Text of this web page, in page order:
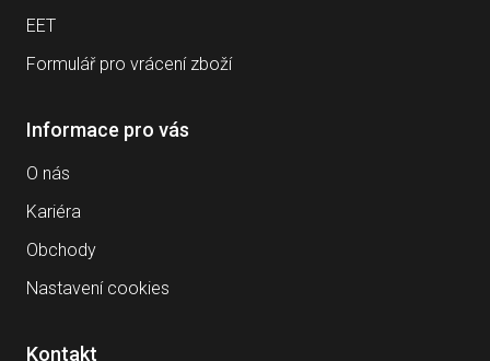
EET
Formulář pro vrácení zboží
Informace pro vás
O nás
Kariéra
Obchody
Nastavení cookies
Kontakt